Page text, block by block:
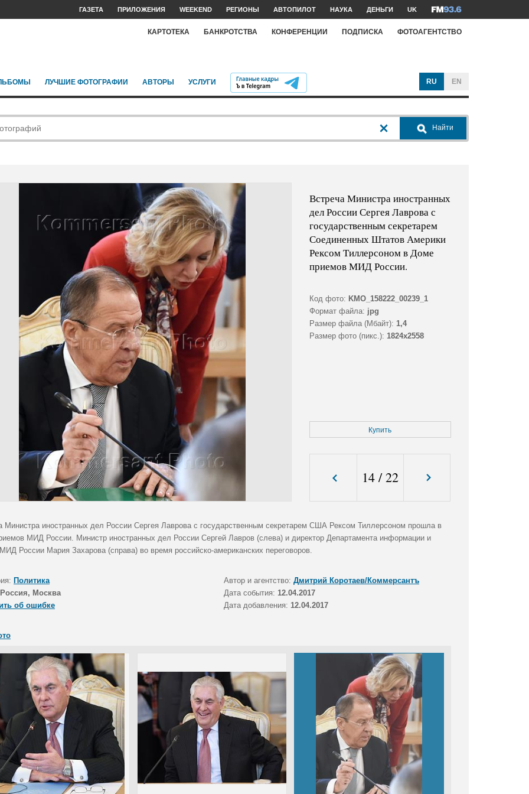
ГАЗЕТА ПРИЛОЖЕНИЯ WEEKEND РЕГИОНЫ АВТОПИЛОТ НАУКА ДЕНЬГИ UK
КАРТОТЕКА БАНКРОТСТВА КОНФЕРЕНЦИИ ПОДПИСКА ФОТОАГЕНТСТВО
ЛУЧШИЕ ФОТОГРАФИИ АВТОРЫ УСЛУГИ RU EN
Найти
Встреча Министра иностранных
дел России Сергея Лаврова с
государственным секретарем
Соединенных Штатов Америки
Рексом Тиллерсоном в Доме
приемов МИД России.
Код фото: KMO_158222_00239_1
Формат файла: jpg
Размер файла (Мбайт): 1,4
Размер фото (пикс.): 1824x2558
Купить
14/22
Министра иностранных дел России Сергея Лаврова с государственным секретарем США Рексом Тиллерсоном прошла в
МИД России. Министр иностранных дел России Сергей Лавров (слева) и директор Департамента информации и
России Мария Захарова (справа) во время российско-американских переговоров.
Политика Автор и агентство: Дмитрий Коротаев/Коммерсантъ
Россия, Москва Дата события: 12.04.2017
об ошибке
Дата добавления: 12.04.2017